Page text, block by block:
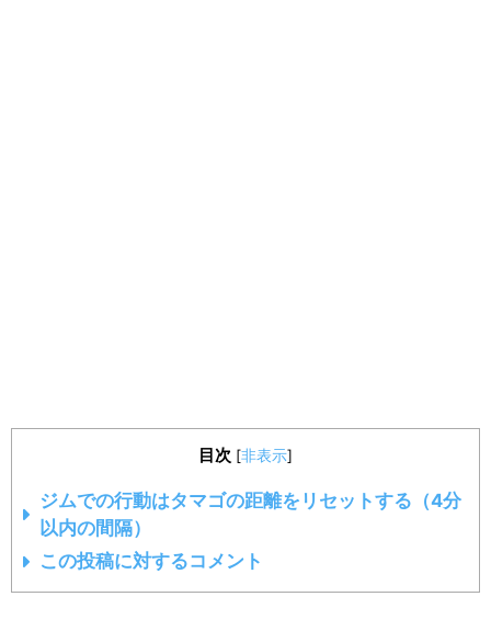
目次 [非表示]
ジムでの行動はタマゴの距離をリセットする（4分
以内の間隔）
この投稿に対するコメント